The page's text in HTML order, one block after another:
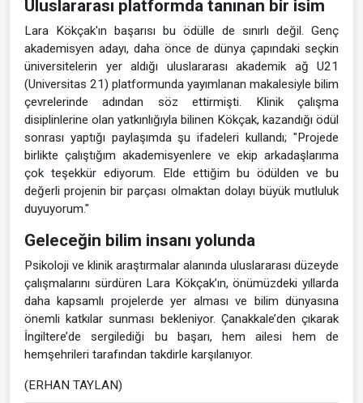
Uluslararası platformda tanınan bir isim
Lara Kökçak'ın başarısı bu ödülle de sınırlı değil. Genç
akademisyen adayı, daha önce de dünya çapındaki seçkin
üniversitelerin yer aldığı uluslararası akademik ağ U21
(Universitas 21) platformunda yayımlanan makalesiyle bilim
çevrelerinde adından söz ettirmişti. Klinik çalışma
disiplinlerine olan yatkınlığıyla bilinen Kökçak, kazandığı ödül
sonrası yaptığı paylaşımda şu ifadeleri kullandı; "Projede
birlikte çalıştığım akademisyenlere ve ekip arkadaşlarıma
çok teşekkür ediyorum. Elde ettiğim bu ödülden ve bu
değerli projenin bir parçası olmaktan dolayı büyük mutluluk
duyuyorum."
Geleceğin bilim insanı yolunda
Psikoloji ve klinik araştırmalar alanında uluslararası düzeyde
çalışmalarını sürdüren Lara Kökçak’ın, önümüzdeki yıllarda
daha kapsamlı projelerde yer alması ve bilim dünyasına
önemli katkılar sunması bekleniyor. Çanakkale’den çıkarak
İngiltere’de sergilediği bu başarı, hem ailesi hem de
hemşehrileri tarafından takdirle karşılanıyor.
(ERHAN TAYLAN)